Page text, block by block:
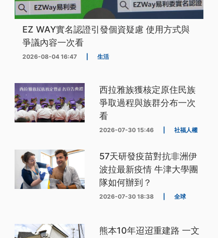
EZ WAY實名認證引發個資疑慮 使用方式與
爭議內容一次看
2026-08-04 16:47 生活
西拉雅族獲核定原住民族
爭取過程與族群分布一次
看
2026-07-30 15:46 社福人權
57天研發疫苗對抗非洲伊
波拉最新疫情 牛津大學團
隊如何辦到？
2026-07-30 18:38 全球
熊本10年迢迢重建路 一文